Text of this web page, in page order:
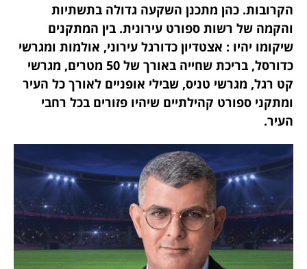
הקרובות. כהן מתכנן השקעה גדולה בתשתיות
והקמה של רשות ספורט עירונית. בין המתקנים
שיקומו יהיו : אצטדיון כדורגל עירוני, אולמות ומגרשי
כדורסל, בריכת שחייה באורך של 50 מטרים, מגרשי
קט רגל, מגרשי טניס, שבילי אופניים לאורך כל העיר
ומתקני ספורט קהילתיים שיהיו פזורים בכל רחבי
העיר.